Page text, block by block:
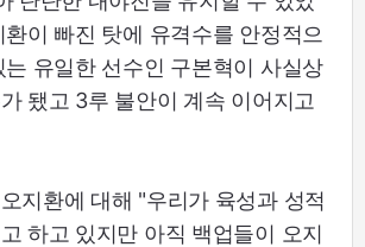
이 빠진 탓에 유격수를 안정적으
는 유일한 선수인 구본혁이 사실상
됐고 3루 불안이 계속 이어지고
지환에 대해 "우리가 육성과 성적
하고 있지만 아직 백업들이 오지